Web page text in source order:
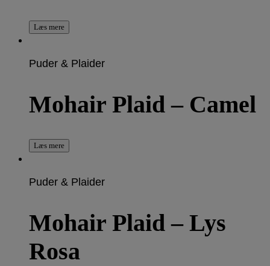
Læs mere
Puder & Plaider
Mohair Plaid – Camel
Læs mere
Puder & Plaider
Mohair Plaid – Lys
Rosa